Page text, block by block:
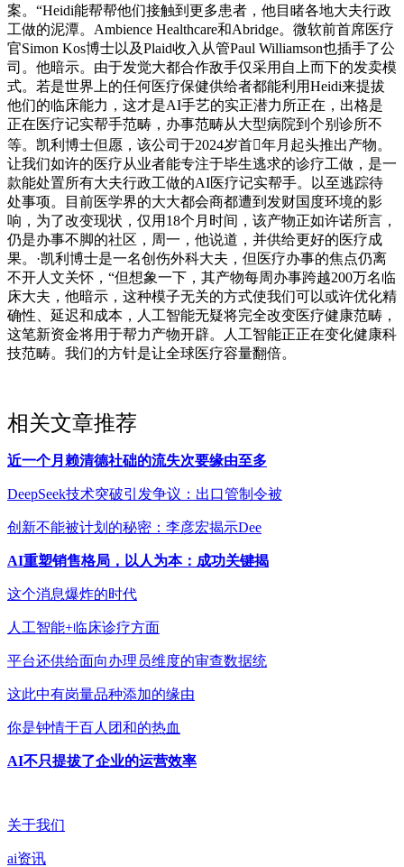
案。“Heidi能帮帮他们接触到更多患者，他目睹各地大夫行政
工做的泥潭。Ambience Healthcare和Abridge。微软前首席医疗
官Simon Kos博士以及Plaid收入从管Paul Williamson也插手了公
司。他暗示。由于发觉大都合作敌手仅采用自上而下的发卖模
式。若是世界上的任何医疗保健供给者都能利用Heidi来提拔
他们的临床能力，这才是AI手艺的实正潜力所正在，出格是
正在医疗记实帮手范畴，办事范畴从大型病院到个别诊所不
等。凯利博士但愿，该公司于2024岁首年月起头推出产物。
让我们如许的医疗从业者能专注于毕生逃求的诊疗工做，是一
款能处置所有大夫行政工做的AI医疗记实帮手。以至逃踪待
处事项。目前医学界的大大都会商都遭到发财国度环境的影
响，为了改变现状，仅用18个月时间，该产物正如许诺所言，
仍是办事不脚的社区，周一，他说道，并供给更好的医疗成
果。·凯利博士是一名创伤外科大夫，但医疗办事的焦点仍离
不开人文关怀，“但想象一下，其产物每周办事跨越200万名临
床大夫，他暗示，这种模子无关的方式使我们可以或许优化精
确性、延迟和成本，人工智能无疑将完全改变医疗健康范畴，
这笔新资金将用于帮力产物开辟。人工智能正正在变化健康科
技范畴。我们的方针是让全球医疗容量翻倍。
相关文章推荐
近一个月赖清德社础的流失次要缘由至多
DeepSeek技术突破引发争议：出口管制令被
创新不能被计划的秘密：李彦宏揭示Dee
AI重塑销售格局，以人为本：成功关键揭
这个消息爆炸的时代
人工智能+临床诊疗方面
平台还供给面向办理员维度的审查数据统
这此中有岗量品种添加的缘由
你是钟情于百人团和的热血
AI不只提拔了企业的运营效率
关于我们
ai资讯